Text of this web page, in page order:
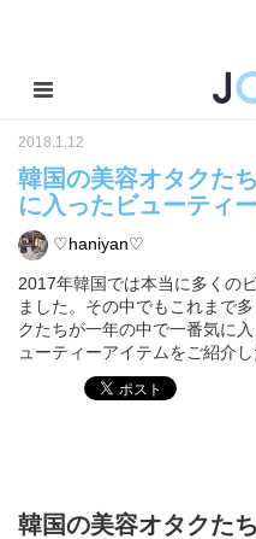
2018.1.12
韓国の美容オタクた
に入ったビューティ
♡haniyan♡
2017年韓国では本当に多くの
ました。その中でもこれまで
クたちが一年の中で一番気に
ューティーアイテムをご紹介
韓国の美容オタクた